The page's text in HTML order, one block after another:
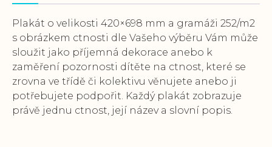
Plakát o velikosti 420×698 mm a gramáži 252/m2
s obrázkem ctnosti dle Vašeho výběru Vám může
sloužit jako příjemná dekorace anebo k
zaměření pozornosti dítěte na ctnost, které se
zrovna ve třídě či kolektivu věnujete anebo ji
potřebujete podpořit. Každý plakát zobrazuje
právě jednu ctnost, její název a slovní popis.